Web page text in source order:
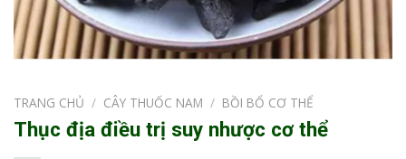
TRANG CHỦ / CÂY THUỐC NAM / BỒI BỔ CƠ THỂ
Thục địa điều trị suy nhược cơ thể